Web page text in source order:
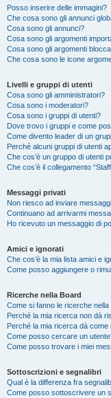
Posso inserire delle immagini?
Che cosa sono gli annunci
Cosa sono gli annunci?
Cosa sono gli argomenti
Cosa sono gli argomenti
Che cosa sono le icone
Livelli e gruppi di utenti
Cosa sono gli amministratori?
Cosa sono i moderatori?
Cosa sono i gruppi di utenti?
Dove trovo i gruppi e come
Come divento leader di un
Perché alcuni gruppi di utenti
Che cos’è un gruppo di utenti
Che cos’è il collegamento
Messaggi privati
Non riesco ad inviare
Continuano ad arrivarmi
Ho ricevuto un messaggio di
Amici e ignorati
Che cos’è la mia lista amici e
Come posso aggiungere o
Ricerche nella Board
Come si fanno le ricerche nella
Perché la mia ricerca non dà
Perché la mia ricerca dà
Come posso cercare un
Come posso trovare i miei
Sottoscrizioni e segnalibri
Qual è la differenza fra
Come posso sottoscrivere un